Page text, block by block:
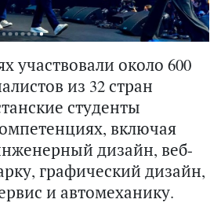
участвовали около 600
из 32 стран
студенты
включая
дизайн, веб-
графический дизайн,
и автомеханику.